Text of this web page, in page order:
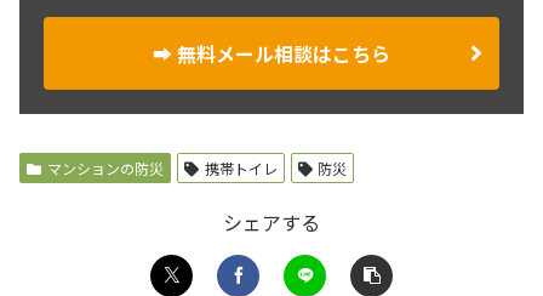
➡ 無料メール相談はこちら
マンションの防災 携帯トイレ 防災
シェアする